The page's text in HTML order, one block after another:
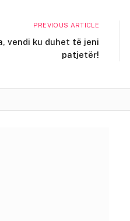
PREVIOUS ARTICLE
vendi ku duhet të jeni
patjetër!